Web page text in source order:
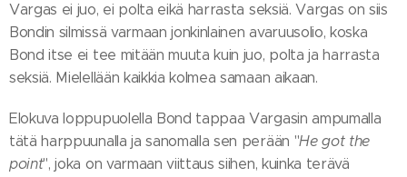
Vargas ei juo, ei polta eikä harrasta seksiä. Vargas on siis
Bondin silmissä varmaan jonkinlainen avaruusolio, koska
Bond itse ei tee mitään muuta kuin juo, polta ja harrasta
seksiä. Mielellään kaikkia kolmea samaan aikaan.
Elokuva loppupuolella Bond tappaa Vargasin ampumalla
tätä harppuunalla ja sanomalla sen perään "He got the
point", joka on varmaan viittaus siihen, kuinka terävä